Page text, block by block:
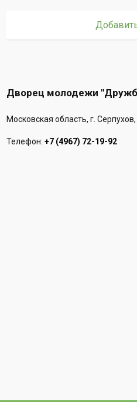
Дворец молодежи
Московская область, г.
Телефон:+7 (4967) 72-19-92